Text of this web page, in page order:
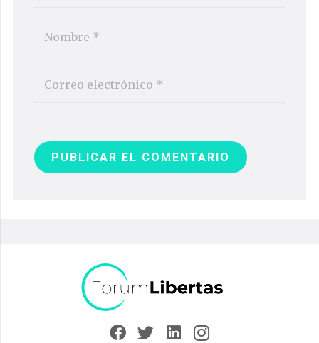
PUBLICAR EL COMENTARIO